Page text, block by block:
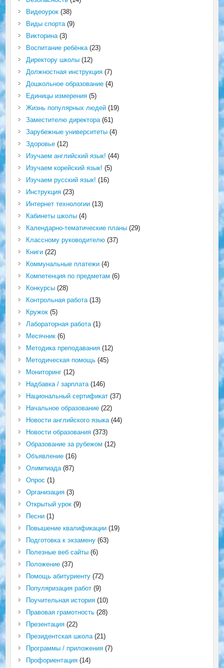
Видеоурок(38)
Виды спорта(9)
Викторина(3)
Воспитание ребёнка(23)
Директору школы(12)
Должностная инструкция(7)
Дошкольное образование(4)
Единицы измерения(5)
Жизнь популярных людей(19)
Заместителю директора(61)
Зарубежные университеты(4)
Здоровье(12)
Изучаем английский язык! (44)
Изучаем корейский язык! (5)
Изучаем русский язык! (16)
Инструкция(23)
Интернет технологии(13)
Кабинеты школы(4)
Календарно-тематические планы(29)
Классному руководителю(37)
Книги(22)
Коммунальные платежи(4)
Компетенция по предметам (6)
Конкурсы(28)
Контрольная работа(13)
Кружок(5)
Лабораторная работа(1)
Месячник(6)
Методика преподавания(12)
Методическая помощь(45)
Мониторинг(12)
Надбавка / зарплата(146)
Национальный сертификат(37)
Начальное образование(22)
Новости английского языка(44)
Новости образования(373)
Образование за рубежом (12)
Объявление(16)
Олимпиада(87)
Опрос (1)
Организация(3)
Открытый урок(9)
Песни(1)
Повышение квалификации(19)
Подготовка к экзамену(63)
Полезные веб сайты(6)
Положение(37)
Помощь абитуриенту(72)
Популяризация работ(9)
Поучительная история(10)
Правовая грамотность(28)
Презентация(22)
Президентская школа(21)
Программы / приложения(7)
Профориентация(14)